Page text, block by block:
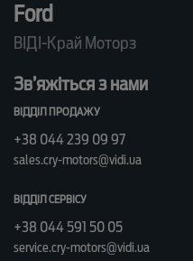
Ford
ВІДІ-Край Моторз
Зв’яжіться з нами
ВІДДІЛ ПРОДАЖУ
+38 044 239 09 97
sales.cry-motors@vidi.ua
ВІДДІЛ СЕРВІСУ
+38 044 591 50 05
service.cry-motors@vidi.ua